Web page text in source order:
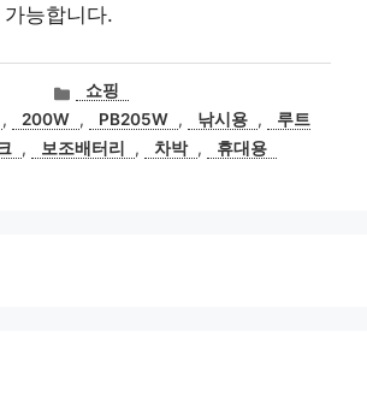
능합니다.
카
고
리
쇼핑
, 200W , PB205W , 낚시용 ,
루트
, 보조배터리 , 차박 , 휴대용